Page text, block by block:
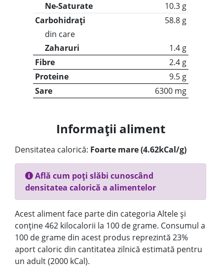
Ne-Saturate
10.3 g
Carbohidrați
58.8 g
din care
Zaharuri
1.4 g
Fibre
2.4 g
Proteine
9.5 g
Sare
6300 mg
Informații aliment
Densitatea calorică: Foarte mare (4.62kCal/g)
Află cum poți slăbi cunoscând
densitatea calorică a alimentelor
Acest aliment face parte din categoria Altele și
conține 462 kilocalorii la 100 de grame. Consumul a
100 de grame din acest produs reprezintă 23%
aport caloric din cantitatea zilnică estimată pentru
un adult (2000 kCal).